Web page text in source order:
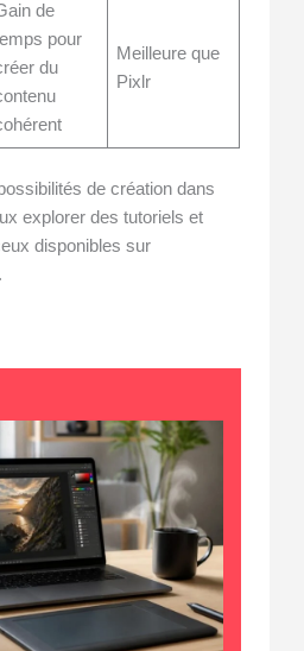
de
pour
du
Meilleure que
Pixlr
de création dans
explorer des tutoriels et
disponibles sur